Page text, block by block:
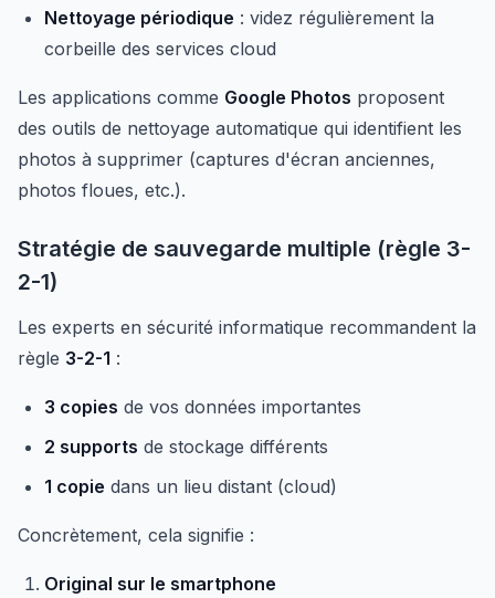
Nettoyage périodique : videz régulièrement la
corbeille des services cloud
Les applications comme Google Photos proposent
des outils de nettoyage automatique qui identifient les
photos à supprimer (captures d'écran anciennes,
photos floues, etc.).
Stratégie de sauvegarde multiple (règle 3-
2-1)
Les experts en sécurité informatique recommandent la
règle 3-2-1 :
3 copies de vos données importantes
2 supports de stockage différents
1 copie dans un lieu distant (cloud)
Concrètement, cela signifie :
Original sur le smartphone